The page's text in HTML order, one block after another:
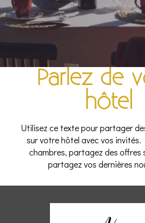
Parlez de
hôtel
Utilisez ce texte pour partager
sur votre hôtel avec vos invités.
chambres, partagez des offres
partagez vos dernières